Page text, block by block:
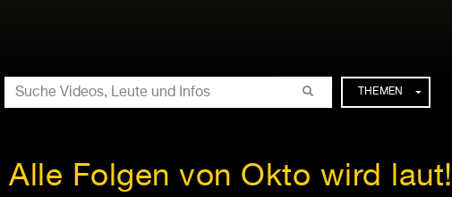
SUCHE
THEMEN
Alle Folgen von Okto wird laut!